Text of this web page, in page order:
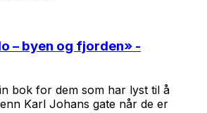
– byen og fjorden» -
bok for dem som har lyst til å
Karl Johans gate når de er